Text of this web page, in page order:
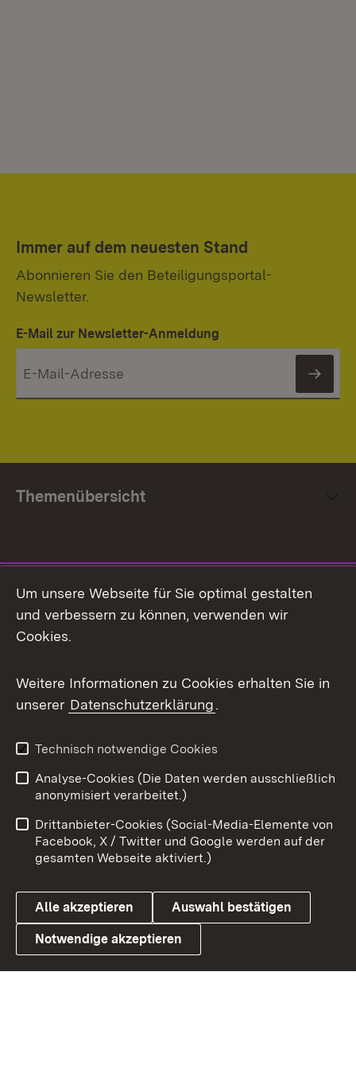
Immer auf dem neuesten Stand
Abonnieren Sie den Beteiligungsportal-
Newsletter.
E-Mail zur Newsletter-Anmeldung
Themenübersicht
Facebook
X / Twitter
Youtube
Link zum Landesportal
Impressum
Kontakt
Barrierefreiheit
Datenschutz
Cookies
Um unsere Webseite für Sie optimal gestalten
und verbessern zu können, verwenden wir
Cookies.
Weitere Informationen zu Cookies erhalten Sie in
unserer Datenschutzerklärung.
Technisch notwendige Cookies
Analyse-Cookies (Die Daten werden ausschließlich
anonymisiert verarbeitet.)
Drittanbieter-Cookies (Social-Media-Elemente von
Facebook, X / Twitter und Google werden auf der
gesamten Webseite aktiviert.)
Alle akzeptieren Auswahl bestätigen
Notwendige akzeptieren